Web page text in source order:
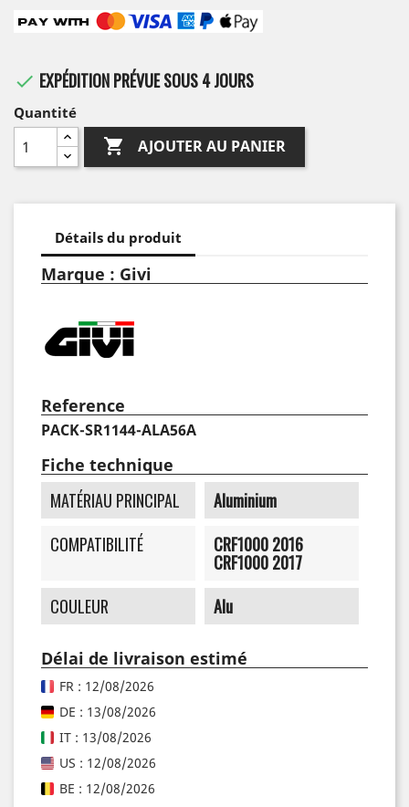
 EXPÉDITION PRÉVUE SOUS 4 JOURS
Quantité
 AJOUTER AU PANIER
Détails du produit
Marque : Givi
Reference
PACK-SR1144-ALA56A
Fiche technique
MATÉRIAU PRINCIPAL
Aluminium
COMPATIBILITÉ
CRF1000 2016
CRF1000 2017
COULEUR
Alu
Délai de livraison estimé
FR : 12/08/2026
DE : 13/08/2026
IT : 13/08/2026
US : 12/08/2026
BE : 12/08/2026